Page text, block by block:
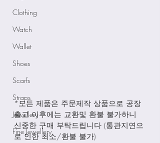
Clothing
Watch
Wallet
Shoes
Scarfs
Straps
Jewellery
Fine Jewellery
*모든 제품은 주문제작 상품으로 공장
출고 이후에는 교환및 환불 불가하니
신중한 구매 부탁드립니다 (통관지연으
로 인한 최소/환불 불가)